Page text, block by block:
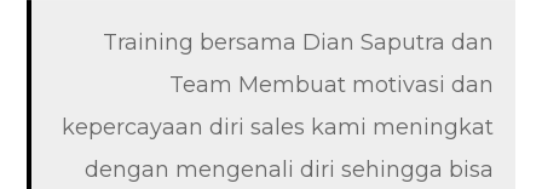
Training bersama Dian Saputra dan
Team Membuat motivasi dan
kepercayaan diri sales kami meningkat
dengan mengenali diri sehingga bisa